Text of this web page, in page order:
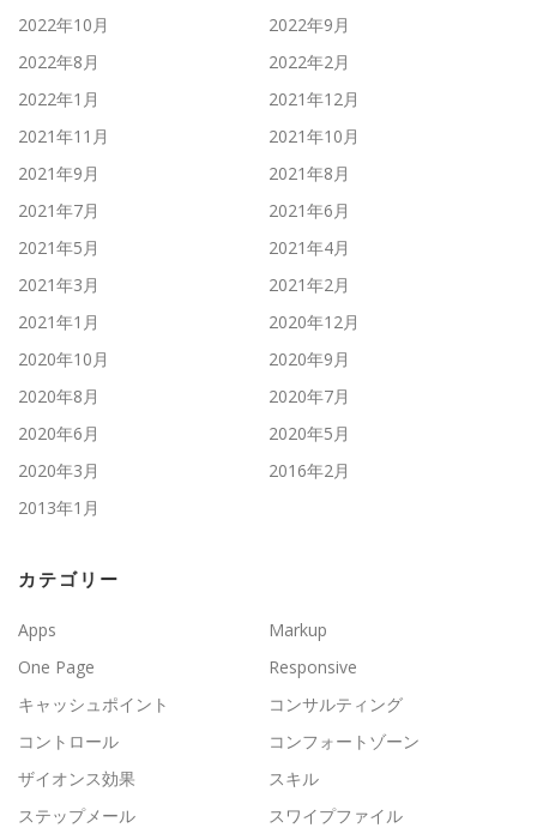
2022年10月
2022年9月
2022年8月
2022年2月
2022年1月
2021年12月
2021年11月
2021年10月
2021年9月
2021年8月
2021年7月
2021年6月
2021年5月
2021年4月
2021年3月
2021年2月
2021年1月
2020年12月
2020年10月
2020年9月
2020年8月
2020年7月
2020年6月
2020年5月
2020年3月
2016年2月
2013年1月
カテゴリー
Apps
Markup
One Page
Responsive
キャッシュポイント
コンサルティング
コントロール
コンフォートゾーン
ザイオンス効果
スキル
ステップメール
スワイプファイル